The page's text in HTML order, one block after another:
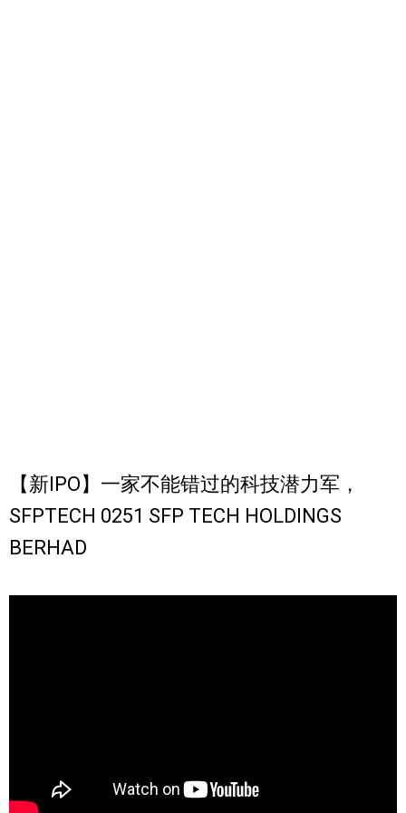
【新IPO】一家不能错过的科技潜力军，
SFPTECH 0251 SFP TECH HOLDINGS
BERHAD